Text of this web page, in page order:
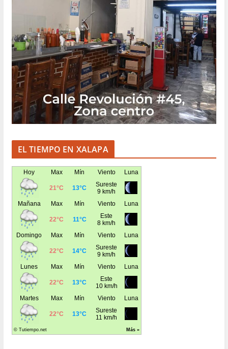
EL TIEMPO EN XALAPA